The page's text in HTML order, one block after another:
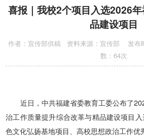
喜报｜我校2个项目入选2026
品建设项目
作者：宣传部供稿 资料来源：宣传部 发布
数： 64次
近日，中共福建省委教育工委公布了
治工作质量提升综合改革与精品建设项目
色文化弘扬基地项目、高校思想政治工作优